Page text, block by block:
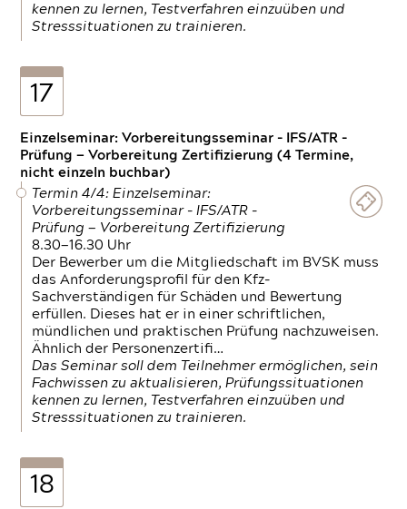
kennen zu lernen, Testverfahren einzuüben und
Stresssituationen zu trainieren.
17
Einzelseminar: Vorbereitungsseminar - IFS/ATR -
Prüfung — Vorbereitung Zertifizierung (4 Termine,
nicht einzeln buchbar)
Termin 4/4: Einzelseminar:
Vorbereitungsseminar - IFS/ATR -
Prüfung — Vorbereitung Zertifizierung
8.30—16.30 Uhr
Der Bewerber um die Mitgliedschaft im BVSK muss
das Anforderungsprofil für den Kfz-
Sachverständigen für Schäden und Bewertung
erfüllen. Dieses hat er in einer schriftlichen,
mündlichen und praktischen Prüfung nachzuweisen.
Ähnlich der Personenzertifi…
Das Seminar soll dem Teilnehmer ermöglichen, sein
Fachwissen zu aktualisieren, Prüfungssituationen
kennen zu lernen, Testverfahren einzuüben und
Stresssituationen zu trainieren.
18